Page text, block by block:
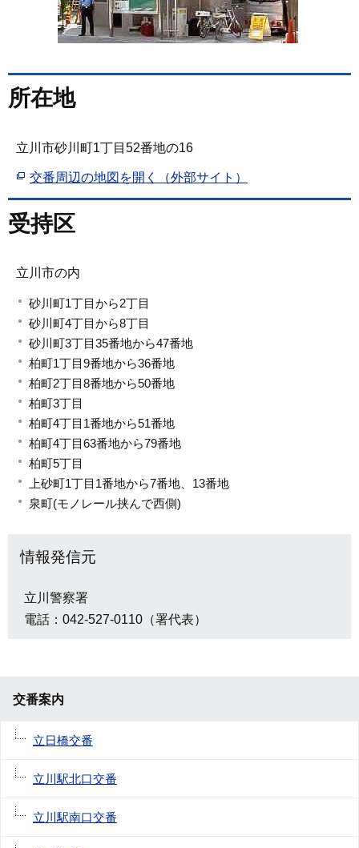
所在地
立川市砂川町1丁目52番地の16
交番周辺の地図を開く（外部サイト）
受持区
立川市の内
砂川町1丁目から2丁目
砂川町4丁目から8丁目
砂川町3丁目35番地から47番地
柏町1丁目9番地から36番地
柏町2丁目8番地から50番地
柏町3丁目
柏町4丁目1番地から51番地
柏町4丁目63番地から79番地
柏町5丁目
上砂町1丁目1番地から7番地、13番地
泉町(モノレール挟んで西側)
情報発信元
立川警察署
電話：042-527-0110（署代表）
交番案内
立日橋交番
立川駅北口交番
立川駅南口交番